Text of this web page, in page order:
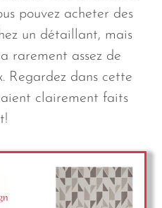
pouvez acheter des
un détaillant, mais
rarement assez de
Regardez dans cette
clairement faits